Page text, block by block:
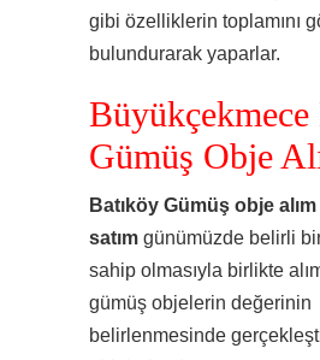
gibi özelliklerin toplamını
bulundurarak yaparlar.
Büyükçekmece
Gümüş Obje
Batıköy Gümüş obje alım
satım günümüzde belirli
sahip olmasıyla birlikte
gümüş objelerin değerinin
belirlenmesinde